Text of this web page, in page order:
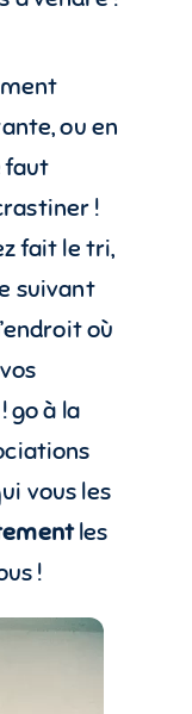
ou en
faut
!
fait le tri,
suivant
où
go à la
vous les
les
!